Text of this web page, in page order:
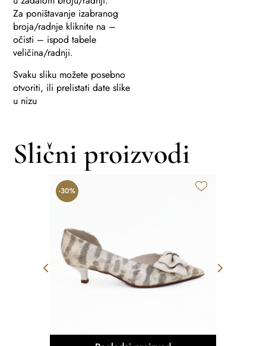
Za poništavanje izabranog
broja/radnje kliknite na –
očisti – ispod tabele
veličina/radnji.
Svaku sliku možete posebno
otvoriti, ili prelistati date slike
u nizu
Slični proizvodi
-30%